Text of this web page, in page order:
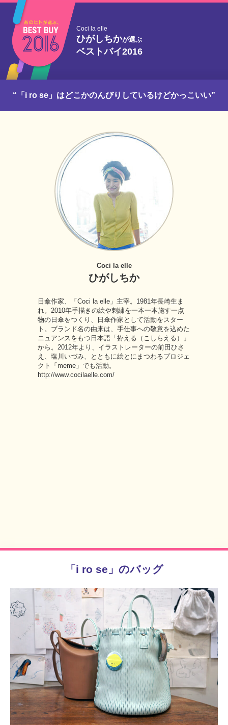
Coci la elle
ひがしちかが選ぶ
ベストバイ2016
“「i ro se」はどこかのんびりしているけどかっこいい”
Coci la elle
ひがしちか
日傘作家、「Coci la elle」主宰。1981年長崎生ま
れ。2010年手描きの絵や刺繍を一本一本施す一点
物の日傘をつくり、日傘作家として活動をスター
ト。ブランド名の由来は、手仕事への敬意を込めた
ニュアンスをもつ日本語「拵える（こしらえる）」
から。2012年より、イラストレーターの前田ひさ
え、塩川いづみ、とともに絵とにまつわるプロジェ
クト「meme」でも活動。
http://www.cocilaelle.com/
「i ro se」のバッグ